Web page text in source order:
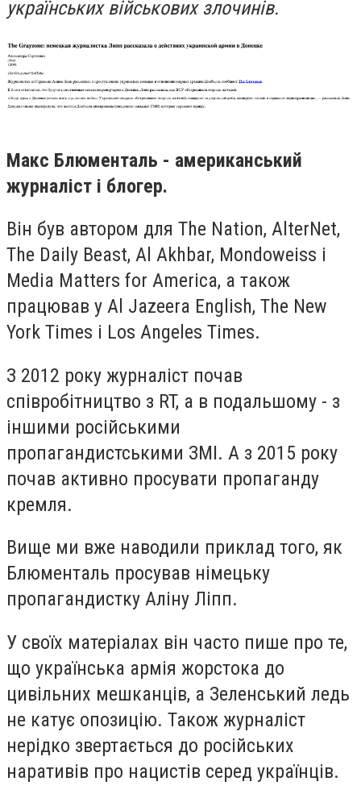
українських військових злочинів.
Макс Блюменталь - американський
журналіст і блогер.
Він був автором для The Nation, AlterNet,
The Daily Beast, Al Akhbar, Mondoweiss і
Media Matters for America, а також
працював у Al Jazeera English, The New
York Times і Los Angeles Times.
З 2012 року журналіст почав
співробітництво з RT, а в подальшому - з
іншими російськими
пропагандистськими ЗМІ. А з 2015 року
почав активно просувати пропаганду
кремля.
Вище ми вже наводили приклад того, як
Блюменталь просував німецьку
пропагандистку Аліну Ліпп.
У своїх матеріалах він часто пише про те,
що українська армія жорстока до
цивільних мешканців, а Зеленський ледь
не катує опозицію. Також журналіст
нерідко звертається до російських
наративів про нацистів серед українців.